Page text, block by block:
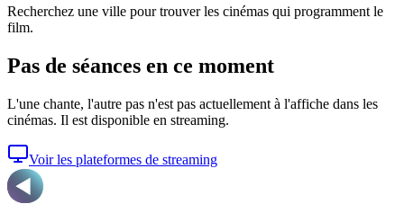
Recherchez une ville pour trouver les cinémas qui programment le
film.
Pas de séances en ce moment
L'une chante, l'autre pas n'est pas actuellement à l'affiche dans les
cinémas. Il est disponible en streaming.
Voir les plateformes de streaming